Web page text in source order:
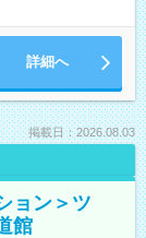
詳細へ
掲載日：2026.08.03
ョン＞ツ
館